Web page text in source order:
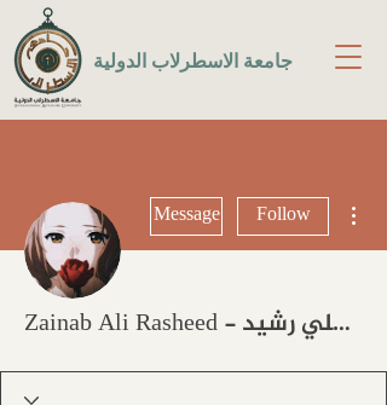
جامعة الاسطرلاب الدولية
Message Follow
Zainab Ali Rasheed - زينب علي رشيد